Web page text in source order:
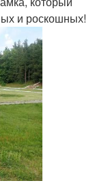
и роскошных!